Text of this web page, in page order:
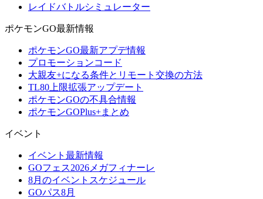
レイドバトルシミュレーター
ポケモンGO最新情報
ポケモンGO最新アプデ情報
プロモーションコード
大親友+になる条件とリモート交換の方法
TL80上限拡張アップデート
ポケモンGOの不具合情報
ポケモンGOPlus+まとめ
イベント
イベント最新情報
GOフェス2026メガフィナーレ
8月のイベントスケジュール
GOパス8月